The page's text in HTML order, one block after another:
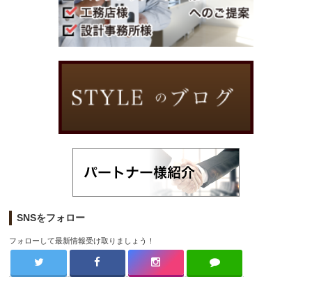
SNSをフォロー
フォローして最新情報受け取りましょう！